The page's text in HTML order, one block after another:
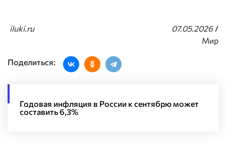
iluki.ru 07.05.2026 /
Мир
Поделиться:
Годовая инфляция в России к сентябрю может
составить 6,3%